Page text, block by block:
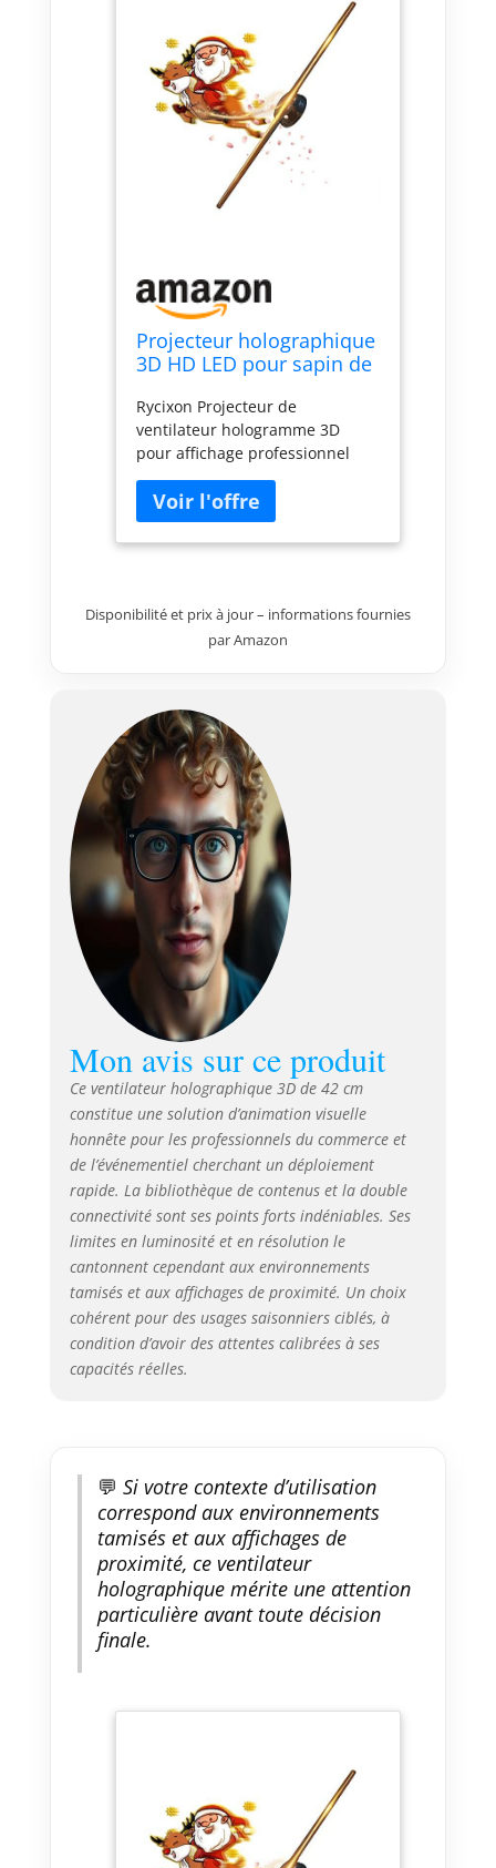
Projecteur holographique
3D HD LED pour sapin de
télécommande Bluetooth
WiFi 1500 vidéothèque
pour bar d'affaires,
Halloween
Rycixon Projecteur de
ventilateur hologramme 3D
pour affichage professionnel
Disponibilité et prix à jour – informations fournies
par Amazon
Mon avis sur ce produit
Ce ventilateur holographique 3D de 42 cm
constitue une solution d’animation visuelle
honnête pour les professionnels du commerce et
de l’événementiel cherchant un déploiement
rapide. La bibliothèque de contenus et la double
connectivité sont ses points forts indéniables. Ses
limites en luminosité et en résolution le
cantonnent cependant aux environnements
tamisés et aux affichages de proximité. Un choix
cohérent pour des usages saisonniers ciblés, à
condition d’avoir des attentes calibrées à ses
capacités réelles.
💬 Si votre contexte d’utilisation
correspond aux environnements
tamisés et aux affichages de
proximité, ce ventilateur
holographique mérite une attention
particulière avant toute décision
finale.